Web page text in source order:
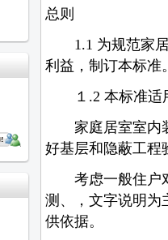
总则
1.1 为规范家居
利益，制订本标准
１.2 本标准适用
家庭居室室内装
好基层和隐蔽工程
考虑一般住户对
测、，文字说明为
供依据。